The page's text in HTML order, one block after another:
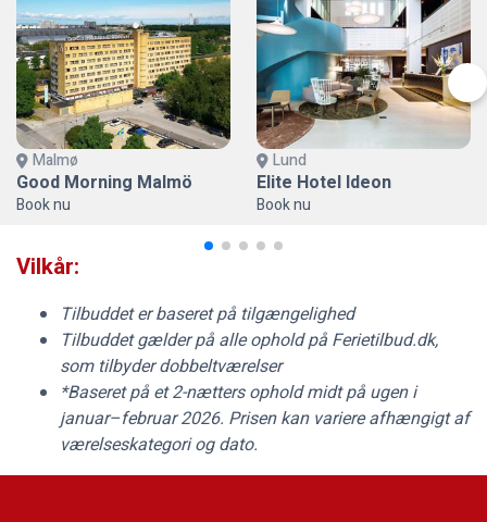
Malmø
Good Morning Malmö
Book nu
Lund
Elite Hotel Ideon
Book nu
Vilkår:
Tilbuddet er baseret på tilgængelighed
Tilbuddet gælder på alle ophold på Ferietilbud.dk,
som tilbyder dobbeltværelser
*Baseret på et 2-nætters ophold midt på ugen i
januar–februar 2026. Prisen kan variere afhængigt af
værelseskategori og dato.